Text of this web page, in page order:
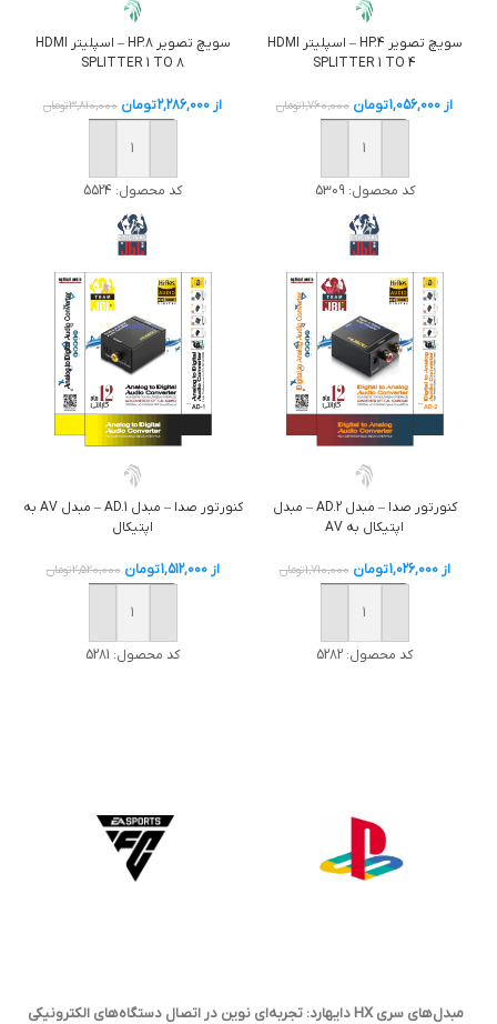
سویچ تصوير HP.4 – اسپلیتر HDMI
SPLITTER 1 TO 4
از 1,056,000تومان 1,760,000تومان
خرید
کد محصول:5309
سویچ تصویر HP.8 – اسپلیتر HDMI
SPLITTER 1 TO 8
از 2,286,000تومان 3,810,000تومان
خرید
کد محصول: 5524
کنورتور صدا – مبدل AD.2 – مبدل
اپتيکال به AV
از1,026,000تومان 1,710,000تومان
خرید
کد محصول: 5282
کنورتور صدا – مبدل AD.1 – مبدل AV به
اپتیکال
از1,512,000تومان 2,520,000تومان
خرید
کد محصول: 5281
مبدل‌های سری HX دایهارد: تجربه‌ای نوین در اتصال دستگاه‌های الکترونیکی